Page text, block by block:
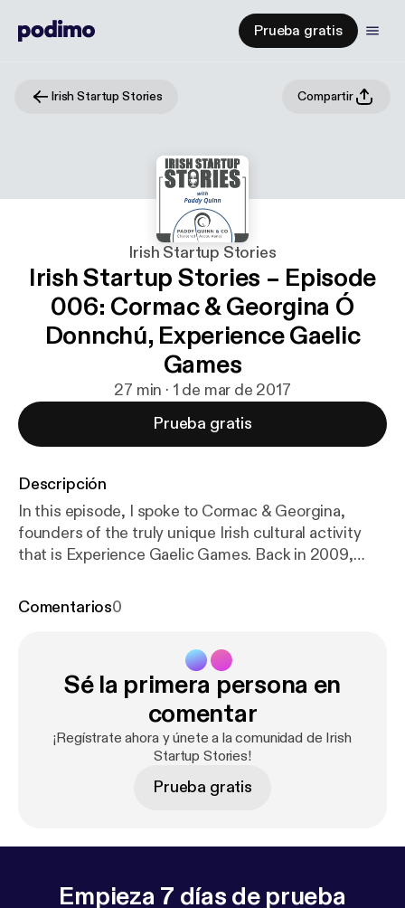
Prueba gratis
Irish Startup Stories Compartir
Irish Startup Stories
Irish Startup Stories – Episode
006: Cormac & Georgina Ó
Donnchú, Experience Gaelic
Games
27 min · 1 de mar de 2017
Prueba gratis
Descripción
In this episode, I spoke to Cormac & Georgina,
founders of the truly unique Irish cultural activity
that is Experience Gaelic Games. Back in 2009,
Comentarios0
Sé la primera persona en
comentar
¡Regístrate ahora y únete a la comunidad de Irish
Startup Stories!
Prueba gratis
Empieza 7 días de prueba